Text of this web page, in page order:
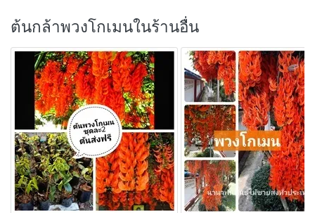
ต้นกล้าพวงโกเมนในร้านอื่น